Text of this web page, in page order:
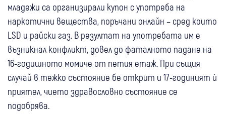
младежи са организирали купон с употреба на
наркотични вещества, поръчани онлайн – сред които
LSD и райски газ. В резултат на употребата им е
възникнал конфликт, довел до фаталното падане на
16-годишното момиче от петия етаж. При същия
случай в тежко състояние бе открит и 17-годиният ѝ
приятел, чието здравословно състояние се
подобрява.